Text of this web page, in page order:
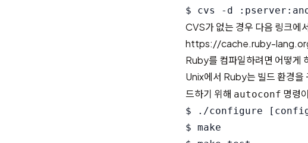
CVS가 없는 경우 다음 링크에
https://cache.ruby-
Ruby를 컴파일하려면 어떻게
Unix에서 Ruby는 빌드 환경을
드하기 위해 autoconf 명령
$ ./configure
$ make